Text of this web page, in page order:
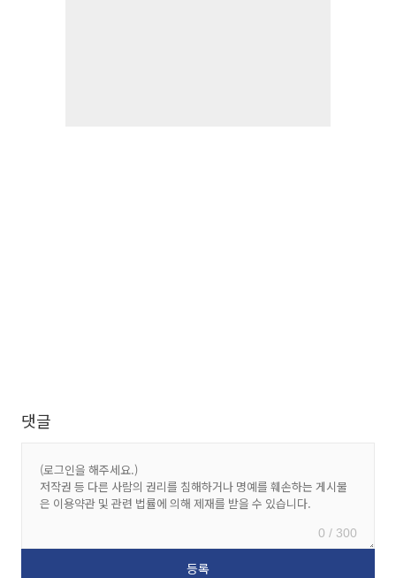
댓글
0 / 300